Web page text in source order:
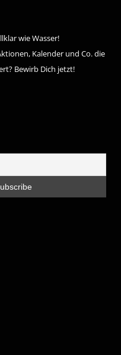
wie Wasser!
Kalender und Co. die
Bewirb Dich jetzt!